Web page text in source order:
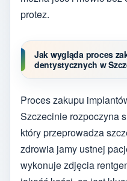
protez.
Jak wygląda proces
dentystycznych w
Proces zakupu
Szczecinie rozpoczyna
który przeprowadza
zdrowia jamy ustnej
wykonuje zdjęcia